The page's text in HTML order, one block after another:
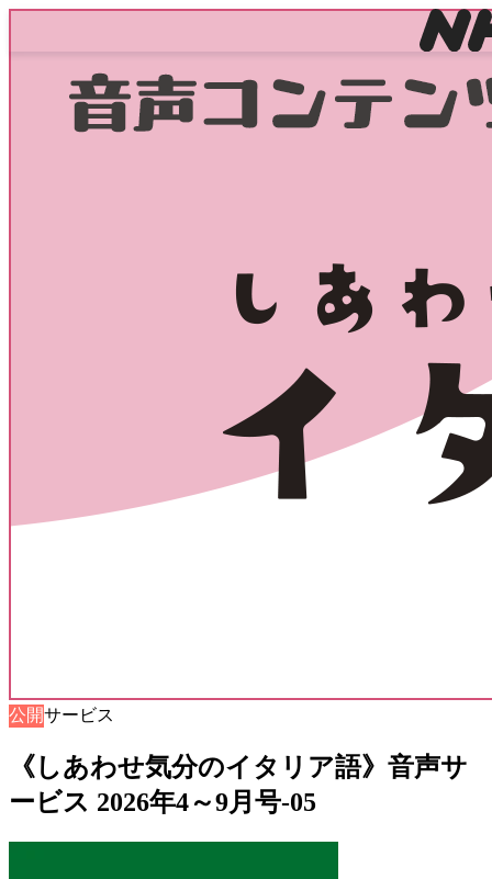
公開
音声サービス
《しあわせ気分のイタリア語》音声サ
ービス 2026年4～9月号-05